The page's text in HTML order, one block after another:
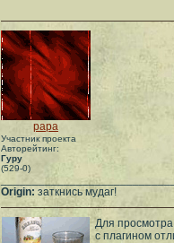
papa
Участник проекта
Авторейтинг:
Гуру
(529-0)
Origin: заткнись мудаг!
Для
с плагином